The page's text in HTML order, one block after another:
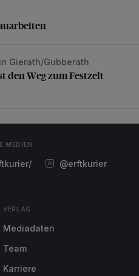
den Weg zum Festzelt
Gierath/Gubberath
den Weg zum Festzelt
MEDIEN
@erftkurier
VERLAG
Mediadaten
Team
Karriere